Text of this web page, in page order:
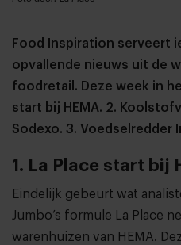
Food Inspiration serveert
opvallende nieuws uit de
foodretail. Deze week in
start bij HEMA. 2.
Sodexo. 3. Voedselredder
1. La Place start bij
Eindelijk gebeurt wat
Jumbo’s formule La Place
warenhuizen van HEMA.